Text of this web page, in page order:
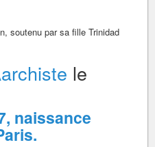
soutenu par sa fille Trinidad
le
naissance